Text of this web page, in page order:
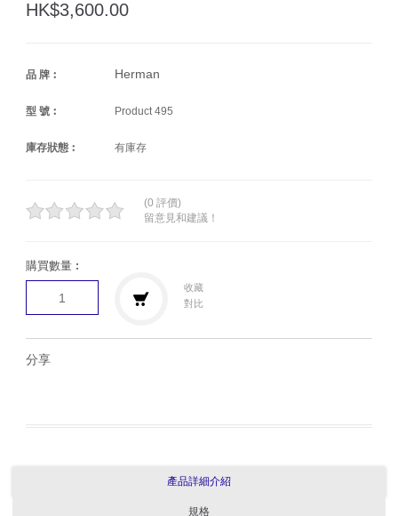
HK$3,600.00
品 牌︰ Herman
型 號︰ Product 495
庫存狀態︰ 有庫存
(0 評價)
留意見和建議！
購買數量︰
收藏
對比
分享
產品詳細介紹
規格